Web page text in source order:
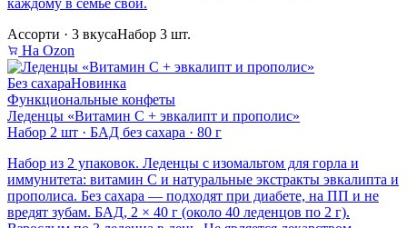
Ассорти · 3 вкусаНабор 3 шт.
На Ozon
Без сахараНовинка
Функциональные конфеты
Леденцы «Витамин C + эвкалипт и прополис»
Набор 2 шт · БАД без сахара · 80 г
Набор из 2 упаковок. Леденцы с изомальтом для горла и
иммунитета: витамин C и натуральные экстракты эвкалипта и
прополиса. Без сахара — подходят при диабете, на ПП и не
вредят зубам. БАД, 2 × 40 г (около 40 леденцов по 2 г).